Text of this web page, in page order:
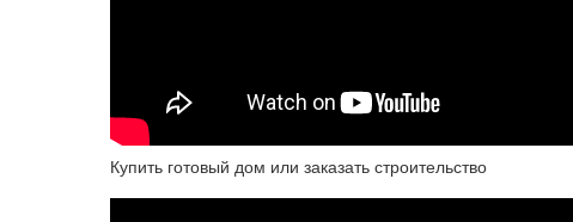
Купить готовый дом или заказать строительство